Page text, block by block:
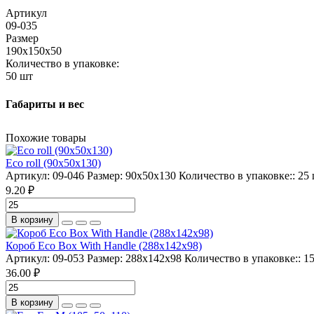
Артикул
09-035
Размер
190x150x50
Количество в упаковке:
50 шт
Габариты и вес
Похожие товары
Eco roll (90x50x130)
Артикул: 09-046 Размер: 90x50x130 Количество в упаковке:: 25
9.20 ₽
В корзину
Короб Eco Box With Handle (288x142x98)
Артикул: 09-053 Размер: 288x142x98 Количество в упаковке::
36.00 ₽
В корзину